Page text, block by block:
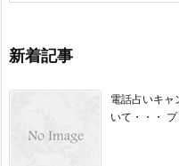
新着記事
電話占いキャ
いて・・・